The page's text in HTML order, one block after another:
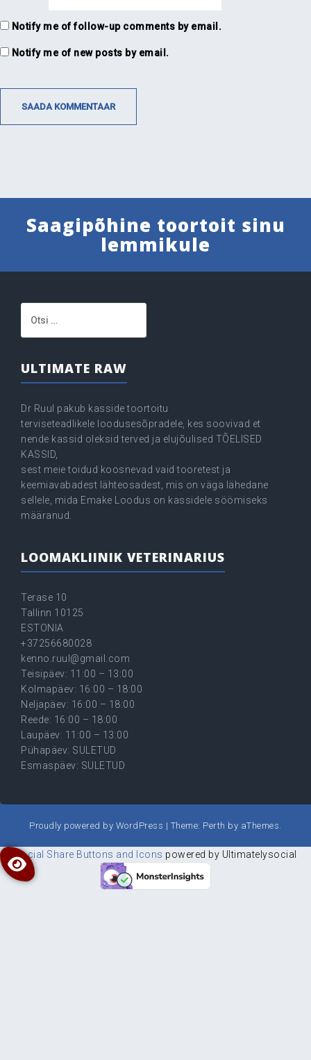
Notify me of follow-up comments by email.
Notify me of new posts by email.
Saagipõhine toortoit sinu
lemmikule
ULTIMATE RAW
Dr Ruul pakub kasside toortoitu
terviseteadlikele loodusesõpradele, kes soovivad et
nende kassid oleksid terved ja elujõulised TÕELISED
KASSID,
sest meie toidud koosnevad vaid tooretest ja
keemiavabadest lähteosadest, mis on väga lähedane
sellele, mida Emake Loodus on kassidele söömiseks
määranud.
LOOMAKLIINIK VETERINARIUS
Terase 10
Tallinn 10125
ESTONIA
+37256680028
kenno.ruul@gmail.com
Teisipäev: 11:00 – 13:00
Kolmapäev: 16:00 – 18:00
Neljapäev: 16:00 – 18:00
Reede: 16:00 – 18:00
Laupäev: 11:00 – 13:00
Pühapäev: SULETUD
Esmaspäev: SULETUD
Proudly powered by WordPress | Theme: Perth by aThemes.
Social Share Buttons and Icons powered by Ultimatelysocial